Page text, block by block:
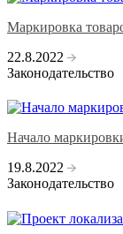
Маркировка
22.8.2022
Законодательство
Начало
19.8.2022
Законодательство